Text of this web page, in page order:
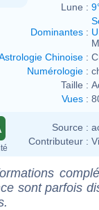
Lune :
Dominantes :
Chinoise :
Numérologie :
Taille :
Vues :
Source :
Contributeur :
sont parfois